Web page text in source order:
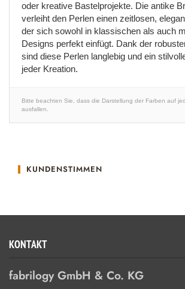
oder kreative Bastelprojekte. Die antike
verleiht den Perlen einen zeitlosen,
der sich sowohl in klassischen als auch
Designs perfekt einfügt. Dank der
sind diese Perlen langlebig und ein
jeder Kreation.
Bitte beachten Sie, dass die Darstellung der Farben auf
ausfallen.
KUNDENSTIMMEN
KONTAKT
fabrilogy GmbH & Co. KG